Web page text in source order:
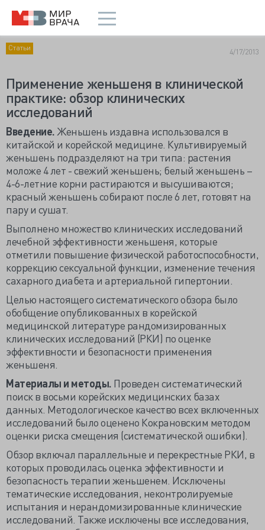
Статьи 4/17/2013
Применение женьшеня в клинической
практике: обзор клинических
исследований
Введение. Женьшень издавна использовался в
китайской и корейской медицине. Культивируемый
женьшень подразделяют на три типа: растения
моложе 4 лет - свежий женьшень; белый женьшень –
4-6-летние корни растираются и высушиваются;
красный женьшень собирают после 6 лет, готовят на
пару и сушат.
Выполнено множество клинических исследований
лечебной эффективности женьшеня, которые
отметили повышение физической работоспособности,
коррекцию сексуальной функции, изменение течения
сахарного диабета и артериальной гипертонии.
Целью настоящего систематического обзора было
обобщение опубликованных в корейской
медицинской литературе рандомизированных
клинических исследований (РКИ) по оценке
эффективности и безопасности применения
женьшеня.
Материалы и методы. Проведен систематический
поиск в восьми корейских медицинских базах
данных. Методологическое качество всех включенных
исследований было оценено Кокрановским методом
оценки риска смещения (систематической ошибки).
Обзор включал параллельные и перекрестные РКИ, в
которых проводилась оценка эффективности и
безопасность терапии женьшенем. Исключены
тематические исследования, неконтролируемые
испытания и нерандомизированные клинические
исследований. Также исключены все исследования,